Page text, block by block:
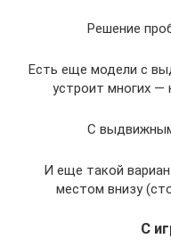
Решение
Есть еще модели с
устроит многих —
С
И еще такой
местом внизу
С